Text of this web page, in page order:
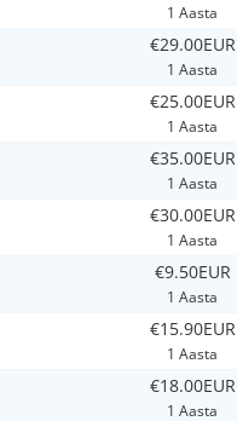
1 Aasta
€29.00EUR
1 Aasta
€25.00EUR
1 Aasta
€35.00EUR
1 Aasta
€30.00EUR
1 Aasta
€9.50EUR
1 Aasta
€15.90EUR
1 Aasta
€18.00EUR
1 Aasta